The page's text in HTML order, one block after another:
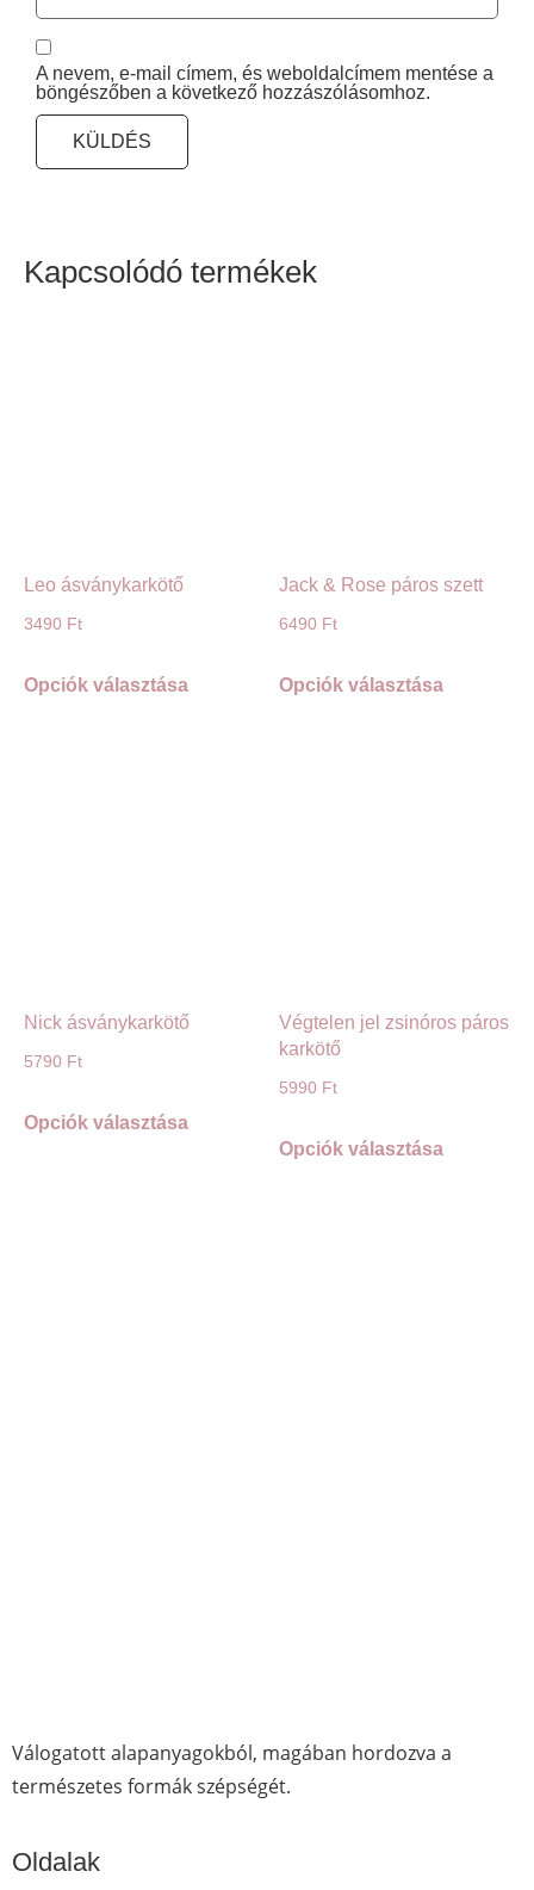
A nevem, e-mail címem, és weboldalcímem mentése a
böngészőben a következő hozzászólásomhoz.
Kapcsolódó termékek
Leo ásványkarkötő
3490 Ft
Opciók választása
Jack & Rose páros szett
6490 Ft
Opciók választása
Nick ásványkarkötő
5790 Ft
Opciók választása
Végtelen jel zsinóros páros
karkötő
5990 Ft
Opciók választása
Válogatott alapanyagokból, magában hordozva a
természetes formák szépségét.
Oldalak